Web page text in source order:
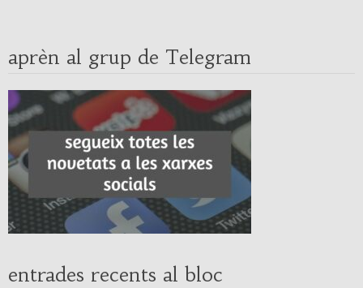
aprèn al grup de Telegram
entrades recents al bloc